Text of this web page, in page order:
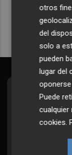
Todos
otros
del
solo a
pueden
lugar del
Puede
cookies.